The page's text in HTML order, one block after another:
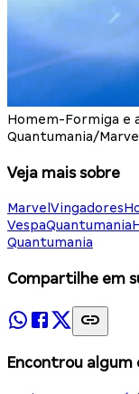
Homem-Formiga e
Quantumania/
Veja mais sobre
Marvel Vingadores
VespaQuantumania
Quantumania
Compartilhe em
Encontrou